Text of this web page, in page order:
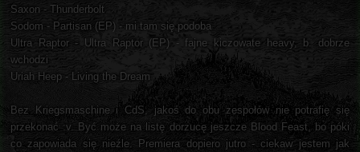
Saxon - Thunderbolt
Sodom - Partisan (EP) - mi tam się podoba
Ultra Raptor - Ultra Raptor (EP) - fajne kiczowate heavy, b. dobrze
wchodzi
Uriah Heep - Living the Dream
Bez Kriegsmaschine i CdS, jakoś do obu zespołów nie potrafię się
przekonać :v. Być może na listę dorzucę jeszcze Blood Feast, bo póki
co zapowiada się nieźle. Premiera dopiero jutro - ciekaw jestem jak